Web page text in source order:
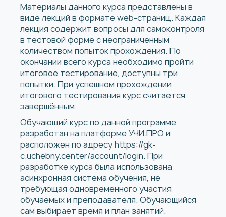
Материалы данного курса представлены в
виде лекций в формате web-страниц. Каждая
лекция содержит вопросы для самоконтроля
в тестовой форме с неограниченным
количеством попыток прохождения. По
окончании всего курса необходимо пройти
итоговое тестирование, доступны три
попытки. При успешном прохождении
итогового тестирования курс считается
завершённым.
Обучающий курс по данной программе
разработан на платформе УЧИ.ПРО и
расположен по адресуhttps://gk-
c.uchebny.center/account/login. При
разработке курса была использована
асинхронная система обучения, не
требующая одновременного участия
обучаемых и преподавателя. Обучающийся
сам выбирает время и план занятий.